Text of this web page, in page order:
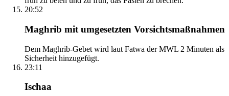
20:52
Maghrib mit umgesetzten Vorsichtsmaßnahmen
Dem Maghrib-Gebet wird laut Fatwa der MWL 2 Minuten als
Sicherheit hinzugefügt.
23:11
Ischaa